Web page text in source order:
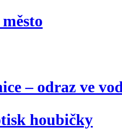
– odraz ve
houbičky